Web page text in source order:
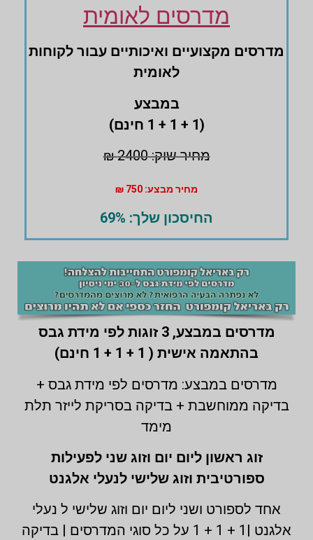
מדרסים לאומית
מדרסים ‏מקצועיים ואיכותיים עבור לקוחות
לאומית
במבצע
(1 + 1 + 1 חינם)
מחיר שוק: 2400 ₪
מחיר מבצע: 750 ₪
החיסכון שלך: 69%
מדרסים במבצע,
3 זוגות לפי מידת גבס
בהתאמה אישית ( 1 + 1 + 1 חינם)
מדרסים במבצע: מדרסים לפי מידת גבס +
בדיקה ממוחשבת + בדיקה בסריקת לייזר תלת
מימד
זוג ראשון ליום יום וזוג שני לפעילות
ספורטיבית וזוג שלישי לנעלי אלגנט
אחד לספורט ושני ליום יום וזוג שלישי ל נעלי
אלגנט |1 + 1 + 1 על כל סוגי המדרסים | בדיקה